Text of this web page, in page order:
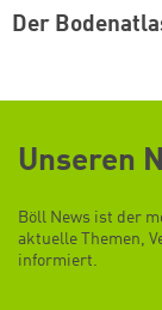
Der
Unseren
Böll News ist der
aktuelle Themen,
informiert.